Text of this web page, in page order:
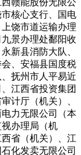
核心支行、国电
饶市道运输办理
景办理处鄱阳收
新县消防大队、
、安福县国度税
抚州市人平易近
江西省投资集团
计厅（机关）、
力无限公司（本
办理局（机
省（机关）、江
化发卖无限公司